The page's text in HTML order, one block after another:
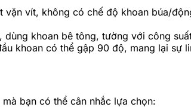
vặn vít, không có chế độ khoan búa/
dùng khoan bê tông, tường với công
khoan có thể gập 90 độ, mang lại sự
bạn có thể cân nhắc lựa chọn: